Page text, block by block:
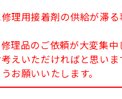
理用接着剤の供給が滞
理品のご依頼が大変集
えいただければと思い
お願いいたします。